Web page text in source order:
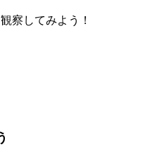
察してみよう！